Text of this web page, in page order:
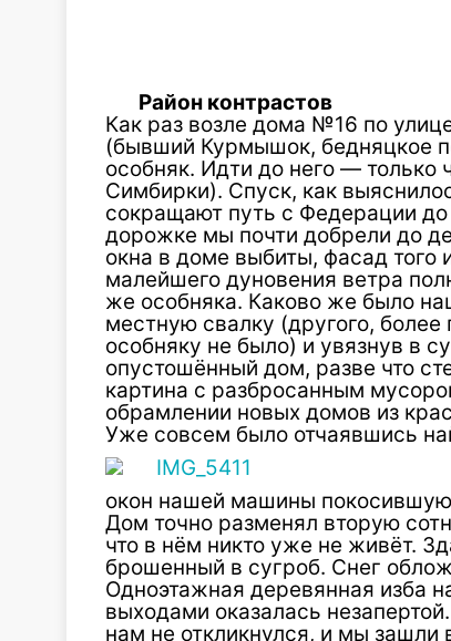
Район контрастов
Как раз возле дома №16 по
(бывший Курмышок, бедняцкое
особняк. Идти до него — только
Симбирки). Спуск, как
сокращают путь с Федерации
дорожке мы почти добрели до
окна в доме выбиты, фасад того
малейшего дуновения ветра
же особняка. Каково же было
местную свалку (другого, более
особняку не было) и увязнув в
опустошённый дом, разве что
картина с разбросанным
обрамлении новых домов из
Уже совсем было отчаявшись
окон нашей машины
Дом точно разменял вторую
что в нём никто уже не живёт.
брошенный в сугроб. Снег
Одноэтажная деревянная изба
выходами оказалась
нам не откликнулся, и мы